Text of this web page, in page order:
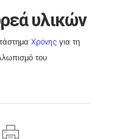
υλικών
Χρόνης για τη
του